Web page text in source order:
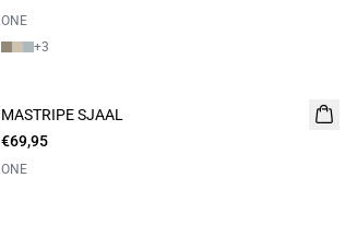
ONE
+3
MASTRIPE SJAAL
€69,95
ONE